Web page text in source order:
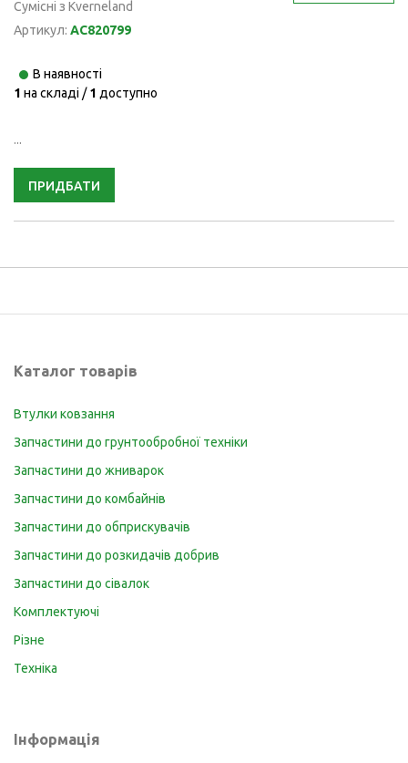
Сумісні з Kverneland
Артикул: AC820799
В наявності
1 на складі /1 доступно
...
ПРИДБАТИ
Каталог товарів
Втулки ковзання
Запчастини до грунтообробної техніки
Запчастини до жниварок
Запчастини до комбайнів
Запчастини до обприскувачів
Запчастини до розкидачів добрив
Запчастини до сівалок
Комплектуючі
Різне
Техніка
Інформація